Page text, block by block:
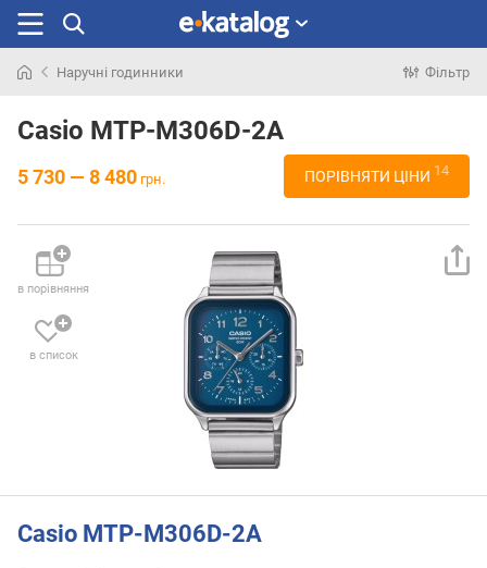
раніше
Наручні годинники Фільтр
Casio MTP-M306D-2A
5 730 — 8 480 грн. ПОРІВНЯТИ ЦІНИ 14
в порівняння
в список
Casio MTP-M306D-2A